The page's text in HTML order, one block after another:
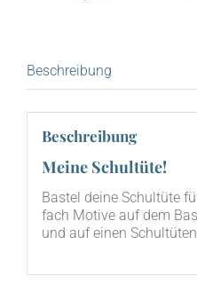
Beschreibung
Beschreibung
Meine Schultüte!
Bas­tel dei­ne Schul­tü­te
fach Moti­ve auf dem
und auf einen